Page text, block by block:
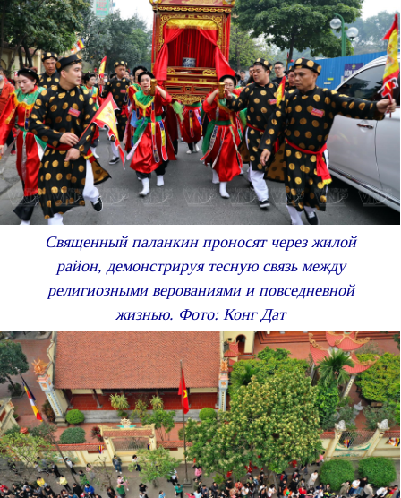
Священный паланкин проносят через жилой
район, демонстрируя тесную связь между
религиозными верованиями и повседневной
жизнью. Фото: Конг Дат